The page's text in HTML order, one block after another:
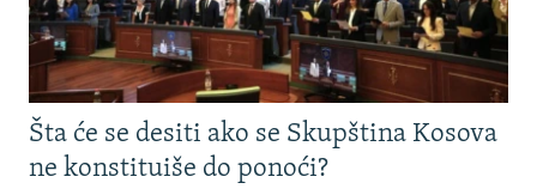
Šta će se desiti ako se Skupština Kosova
ne konstituiše do ponoći?